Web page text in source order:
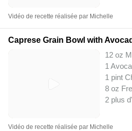
Vidéo de recette réalisée par Michelle
Caprese Grain Bowl with
12 oz
1
1 pint
8 oz
2 plus
Vidéo de recette réalisée par Michelle